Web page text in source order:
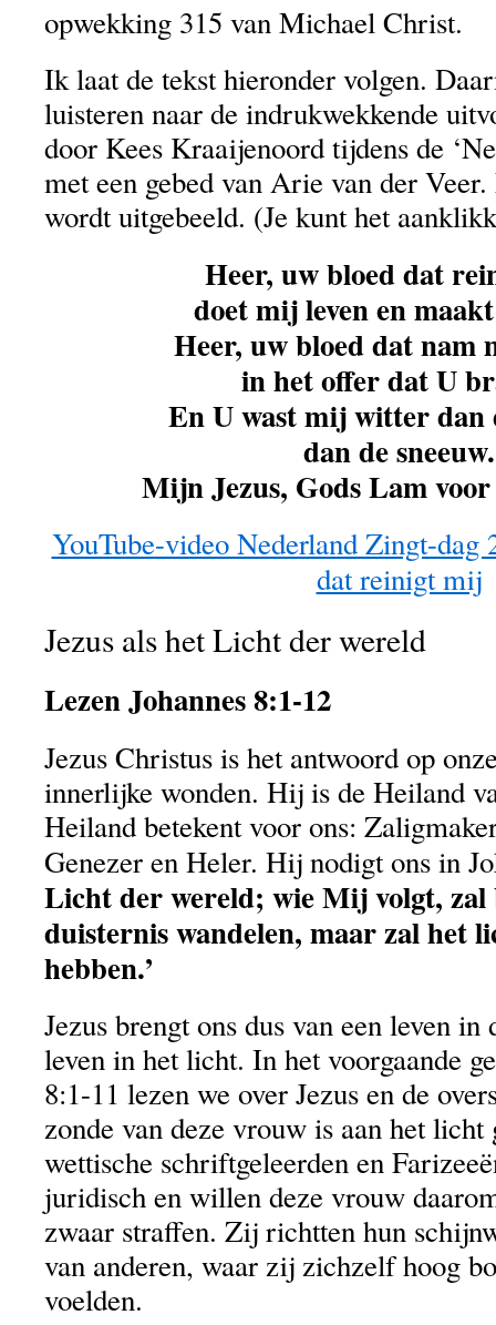
opwekking 315 van Michael Christ.
Ik laat de tekst hieronder volgen.
luisteren naar de indrukwekkende
door Kees Kraaijenoord tijdens de
met een gebed van Arie van der
wordt uitgebeeld. (Je kunt het
Heer, uw bloed dat
doet mij leven en
Heer, uw bloed dat nam
in het offer dat U
En U wast mij witter dan
dan de sneeuw.
Mijn Jezus, Gods Lam
YouTube-video Nederland Zingt-dag
dat reinigt mij
Jezus als het Licht der wereld
Lezen Johannes 8:1-12
Jezus Christus is het antwoord op
innerlijke wonden. Hij is de Heiland
Heiland betekent voor ons:
Genezer en Heler. Hij nodigt ons in
Licht der wereld; wie Mij volgt, zal
duisternis wandelen, maar zal het
hebben.’
Jezus brengt ons dus van een leven in
leven in het licht. In het voorgaande
8:1-11 lezen we over Jezus en de
zonde van deze vrouw is aan het licht
wettische schriftgeleerden en
juridisch en willen deze vrouw
zwaar straffen. Zij richtten hun
van anderen, waar zij zichzelf hoog
voelden.